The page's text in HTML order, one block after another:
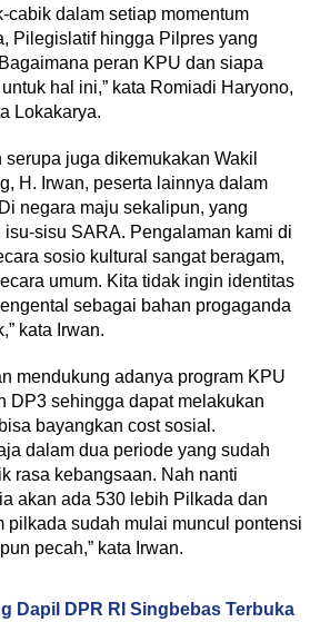
cabik dalam setiap momentum
Pilegislatif hingga Pilpres yang
peran KPU dan siapa
hal ini,” kata Romiadi Haryono,
Lokakarya.
serupa juga dikemukakan Wakil
H. Irwan, peserta lainnya dalam
negara maju sekalipun, yang
sisu SARA. Pengalaman kami di
sosio kultural sangat beragam,
umum. Kita tidak ingin identitas
sebagai bahan progaganda
kata Irwan.
mendukung adanya program KPU
DP3 sehingga dapat melakukan
bayangkan cost sosial.
dalam dua periode yang sudah
rasa kebangsaan. Nah nanti
akan ada 530 lebih Pilkada dan
pilkada sudah mulai muncul pontensi
pecah,” kata Irwan.
Dapil DPR RI Singbebas Terbuka